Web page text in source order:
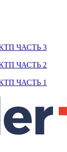
КТП ЧАСТЬ 3
КТП ЧАСТЬ 2
КТП ЧАСТЬ 1